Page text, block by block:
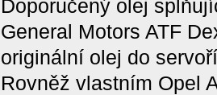
Doporučený olej
General Motors ATF
originální olej do
Rovněž vlastním Opel